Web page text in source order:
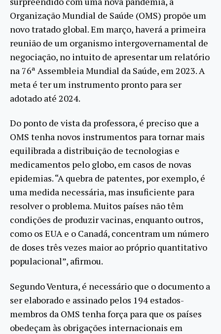
Organização Mundial de Saúde (OMS) propõe um
novo tratado global. Em março, haverá a primeira
reunião de um organismo intergovernamental de
negociação, no intuito de apresentar um relatório
na 76ª Assembleia Mundial da Saúde, em 2023. A
meta é ter um instrumento pronto para ser
adotado até 2024.
Do ponto de vista da professora, é preciso que a
OMS tenha novos instrumentos para tornar mais
equilibrada a distribuição de tecnologias e
medicamentos pelo globo, em casos de novas
epidemias. “A quebra de patentes, por exemplo, é
uma medida necessária, mas insuficiente para
resolver o problema. Muitos países não têm
condições de produzir vacinas, enquanto outros,
como os EUA e o Canadá, concentram um número
de doses três vezes maior ao próprio quantitativo
populacional”, afirmou.
Segundo Ventura, é necessário que o documento a
ser elaborado e assinado pelos 194 estados-
membros da OMS tenha força para que os países
obedeçam às obrigações internacionais em